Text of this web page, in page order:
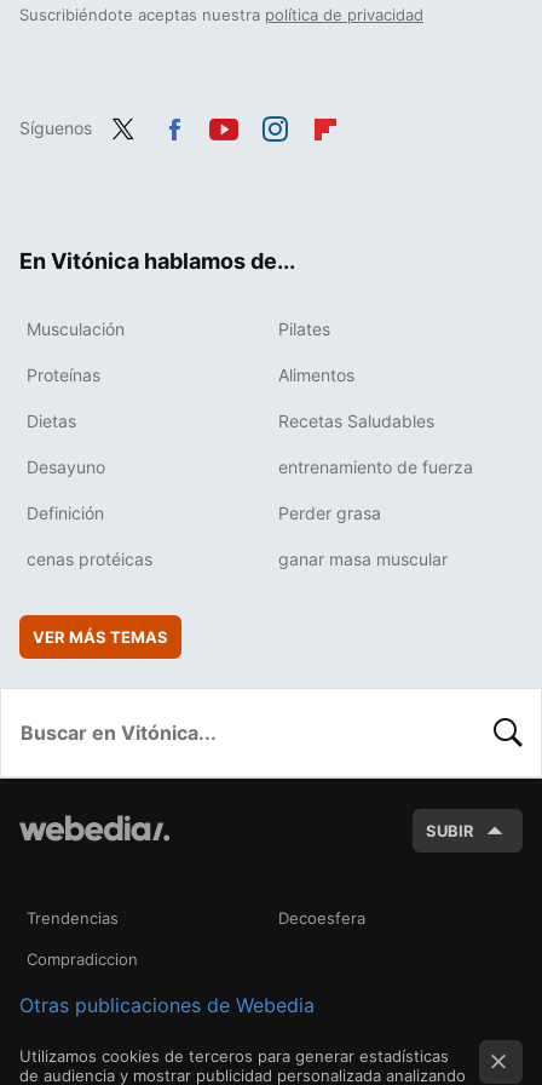
Suscribiéndote aceptas nuestra política de privacidad
Síguenos
En Vitónica hablamos de...
Musculación Pilates
Proteínas Alimentos
Dietas Recetas Saludables
Desayuno entrenamiento de fuerza
Definición Perder grasa
cenas protéicas ganar masa muscular
VER MÁS TEMAS
SUBIR
Trendencias Decoesfera
Compradiccion
Otras publicaciones de Webedia
Utilizamos cookies de terceros para generar estadísticas
de audiencia y mostrar publicidad personalizada analizando